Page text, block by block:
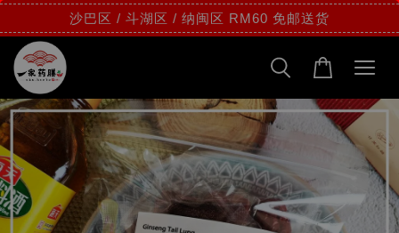
沙巴区 / 斗湖区 / 纳闽区 RM60 免邮送货